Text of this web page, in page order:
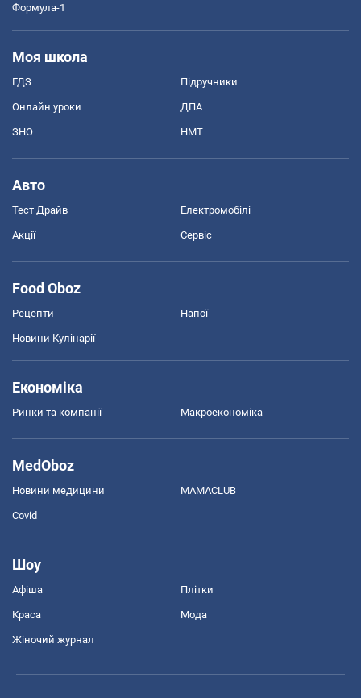
Формула-1
Моя школа
ГДЗ Підручники
Онлайн уроки ДПА
ЗНО НМТ
Авто
Тест Драйв Електромобілі
Акції Сервіс
Food Oboz
Рецепти Напої
Новини Кулінарії
Економіка
Ринки та компанії Макроекономіка
MedOboz
Новини медицини MAMACLUB
Covid
Шоу
Афіша Плітки
Краса Мода
Жіночий журнал